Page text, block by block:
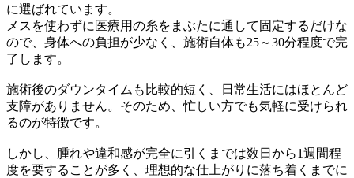
に選ばれています。
メスを使わずに医療用の糸をまぶたに通して固定するだけな
ので、身体への負担が少なく、施術自体も25～30分程度で完
了します。
施術後のダウンタイムも比較的短く、日常生活にはほとんど
支障がありません。そのため、忙しい方でも気軽に受けられ
るのが特徴です。
しかし、腫れや違和感が完全に引くまでは数日から1週間程
度を要することが多く、理想的な仕上がりに落ち着くまでに